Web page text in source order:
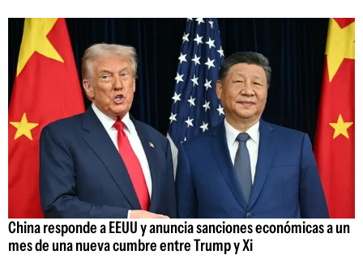
China responde a EEUU y anuncia sanciones económicas a un
mes de una nueva cumbre entre Trump y Xi